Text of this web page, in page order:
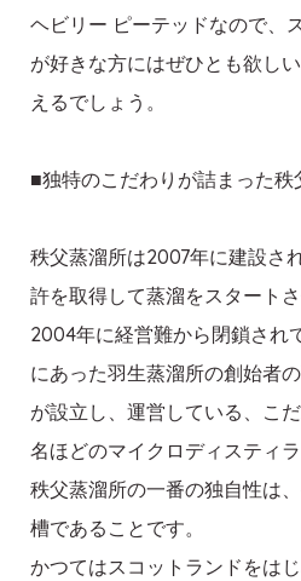
ヘビリー ピーテッドなので、
が好きな方にはぜひとも欲し
えるでしょう。
■独特のこだわりが詰まった秩
秩父蒸溜所は2007年に建設さ
許を取得して蒸溜をスタートさ
2004年に経営難から閉鎖され
にあった羽生蒸溜所の創始者
が設立し、運営している、こ
名ほどのマイクロディスティラ
秩父蒸溜所の一番の独自性は
槽であることです。
かつてはスコットランドをは